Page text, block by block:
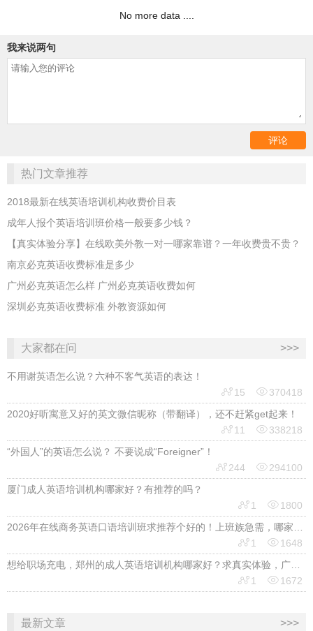
No more data ....
我来说两句
热门文章推荐
2018最新在线英语培训机构收费价目表
成年人报个英语培训班价格一般要多少钱？
【真实体验分享】在线欧美外教一对一哪家靠谱？一年收费贵不贵？
南京必克英语收费标准是多少
广州必克英语怎么样 广州必克英语收费如何
深圳必克英语收费标准 外教资源如何
大家都在问 >>>
不用谢英语怎么说？六种不客气英语的表达！
15 370418
2020好听寓意又好的英文微信昵称（带翻译），还不赶紧get起来！
11 338218
“外国人”的英语怎么说？ 不要说成“Foreigner”！
244 294100
厦门成人英语培训机构哪家好？有推荐的吗？
1 1800
2026年在线商务英语口语培训班求推荐个好的！上班族急需，哪家好？
1 1648
想给职场充电，郑州的成人英语培训机构哪家好？求真实体验，广告勿扰，感谢！
1 1672
最新文章 >>>